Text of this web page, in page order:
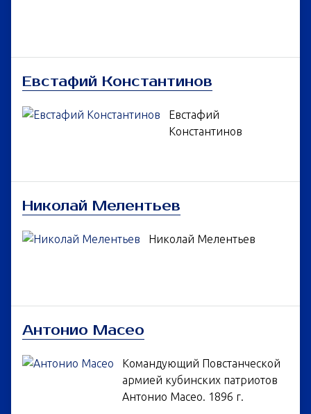
Евстафий Константинов
Евстафий
Константинов
Николай Мелентьев
Николай Мелентьев
Антонио Масео
Командующий Повстанческой
армией кубинских патриотов
Антонио Масео. 1896 г.